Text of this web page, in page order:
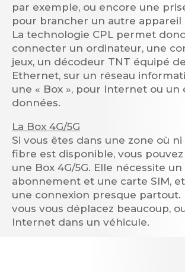
par exemple, ou encore une
pour brancher un autre appareil
La technologie CPL permet
connecter un ordinateur, une
jeux, un décodeur TNT équipé
Ethernet, sur un réseau
une « Box », pour Internet ou un
données.
La Box 4G/5G
Si vous êtes dans une zone où ni
fibre est disponible, vous
une Box 4G/5G. Elle nécessite un
abonnement et une carte SIM,
une connexion presque partout.
vous vous déplacez beaucoup,
Internet dans un véhicule.